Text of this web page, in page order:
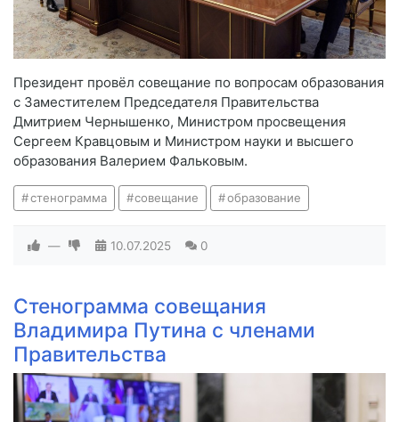
Президент провёл совещание по вопросам образования
с Заместителем Председателя Правительства
Дмитрием Чернышенко, Министром просвещения
Сергеем Кравцовым и Министром науки и высшего
образования Валерием Фальковым.
стенограмма совещание образование
— 10.07.2025 0
Стенограмма совещания
Владимира Путина с членами
Правительства